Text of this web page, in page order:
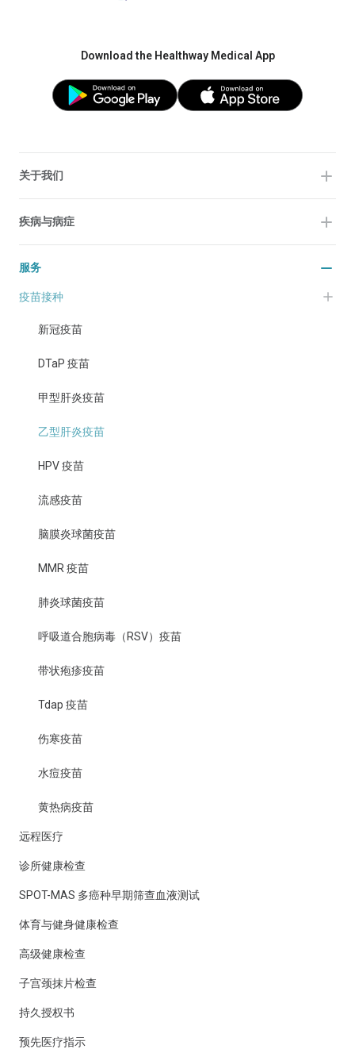
Download the Healthway Medical App
关于我们
疾病与病症
服务
疫苗接种
新冠疫苗
DTaP 疫苗
甲型肝炎疫苗
乙型肝炎疫苗
HPV 疫苗
流感疫苗
脑膜炎球菌疫苗
MMR 疫苗
肺炎球菌疫苗
呼吸道合胞病毒（RSV）疫苗
带状疱疹疫苗
Tdap 疫苗
伤寒疫苗
水痘疫苗
黄热病疫苗
远程医疗
诊所健康检查
SPOT-MAS 多癌种早期筛查血液测试
体育与健身健康检查
高级健康检查
子宫颈抹片检查
持久授权书
预先医疗指示